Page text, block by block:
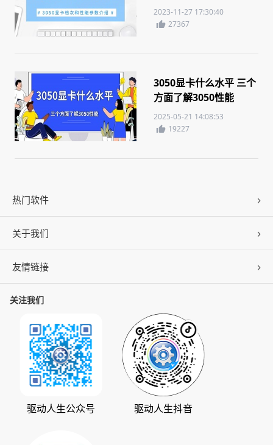
绍
2023-11-27 17:30:40
27367
3050显卡什么水平 三个
方面了解3050性能
2025-05-21 14:08:53
19227
热门软件
驱动人生
百页窗
数据救星
人生日历
关于我们
公司概况
公司动态
发展历程
支持中心
版权声明
友情链接
ZOL下载
华军软件园
系统之家
下载之家
驱动大师
关注我们
驱动人生公众号 驱动人生抖音